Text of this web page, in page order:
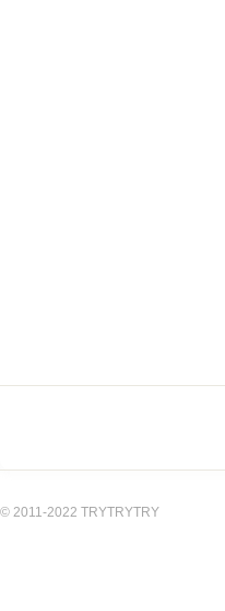
© 2011-2022 TRYTRYTRY